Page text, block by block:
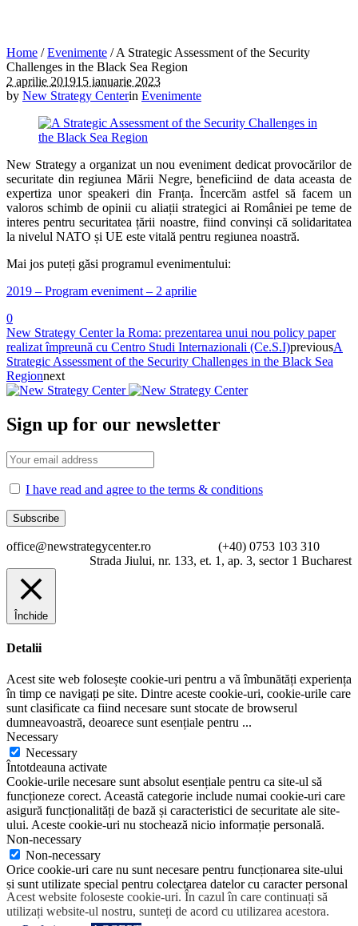
Home /Evenimente /A Strategic Assessment of the Security
Challenges in the Black Sea Region
2 aprilie 201915 ianuarie 2023
by New Strategy Centerin Evenimente
New Strategy a organizat un nou eveniment dedicat provocărilor de
securitate din regiunea Mării Negre, beneficiind de data aceasta de
expertiza unor speakeri din Franța. Încercăm astfel să facem un
valoros schimb de opinii cu aliații strategici ai României pe teme de
interes pentru securitatea țării noastre, fiind convinși că solidaritatea
la nivelul NATO și UE este vitală pentru regiunea noastră.
Mai jos puteți găsi programul evenimentului:
2019 – Program eveniment – 2 aprilie
0
New Strategy Center la Roma: prezentarea unui nou policy paper
realizat împreună cu Centro Studi Internazionali (Ce.S.I)previousA
Strategic Assessment of the Security Challenges in the Black Sea
Regionnext
Sign up for our newsletter
I have read and agree to the terms & conditions
office@newstrategycenter.ro (+40) 0753 103 310
Strada Jiului, nr. 133, et. 1, ap. 3, sector 1 Bucharest
Acest website foloseste cookie-uri. În cazul în care continuați să
utilizați website-ul nostru, sunteți de acord cu utilizarea acestora.
Închide
Detalii
Acest site web folosește cookie-uri pentru a vă îmbunătăți experiența
în timp ce navigați pe site. Dintre aceste cookie-uri, cookie-urile care
sunt clasificate ca fiind necesare sunt stocate de browserul
dumneavoastră, deoarece sunt esențiale pentru ...
Necessary
Necessary
Întotdeauna activate
Cookie-urile necesare sunt absolut esențiale pentru ca site-ul să
funcționeze corect. Această categorie include numai cookie-uri care
asigură funcționalități de bază și caracteristici de securitate ale site-
ului. Aceste cookie-uri nu stochează nicio informație personală.
Non-necessary
Non-necessary
Orice cookie-uri care nu sunt necesare pentru funcționarea site-ului
și sunt utilizate special pentru colectarea datelor cu caracter personal
ale utilizatorului prin intermediul analizelor, anunțurilor și al altor
conținuturi încorporate sunt denumite cookie-uri inutile.